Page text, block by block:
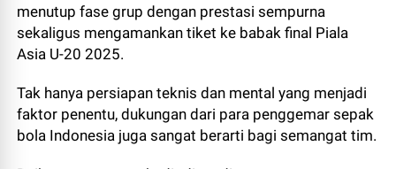
menutup fase grup dengan prestasi sempurna
sekaligus mengamankan tiket ke babak final Piala
Asia U-20 2025.
Tak hanya persiapan teknis dan mental yang menjadi
faktor penentu, dukungan dari para penggemar sepak
bola Indonesia juga sangat berarti bagi semangat tim.